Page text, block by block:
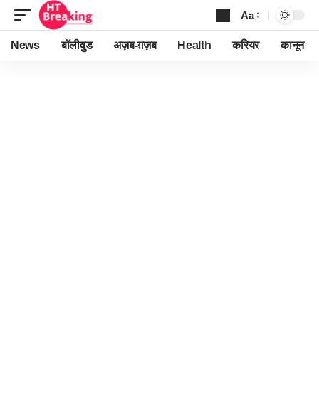
Font
Resizer
Aa
News बॉलीवुड अज़ब-ग़ज़ब Health करियर कानून